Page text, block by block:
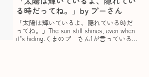
た香りを暮らしに取り入れてみ...
る時だってね。」by プーさん
「太陽は輝いているよ、隠れている時だ
ってね。」The sun still shines, even when
it’s hiding.くまのプーさん1が言っている